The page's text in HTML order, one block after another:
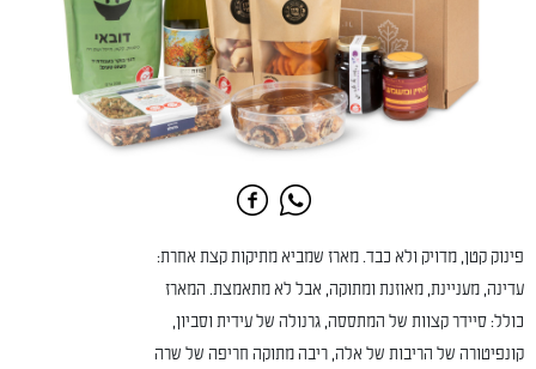
פינוק קטן, מדויק ולא כבד. מארז שמביא מתיקות קצת אחרת:
עדינה, מעניינת, מאוזנת ומתוקה, אבל לא מתאמצת. המארז
כולל: סיידר קצוות של המתססה, גרנולה של עידית וסביון,
קונפיטורה של הריבות של אלה, ריבה מתוקה חריפה של שרה